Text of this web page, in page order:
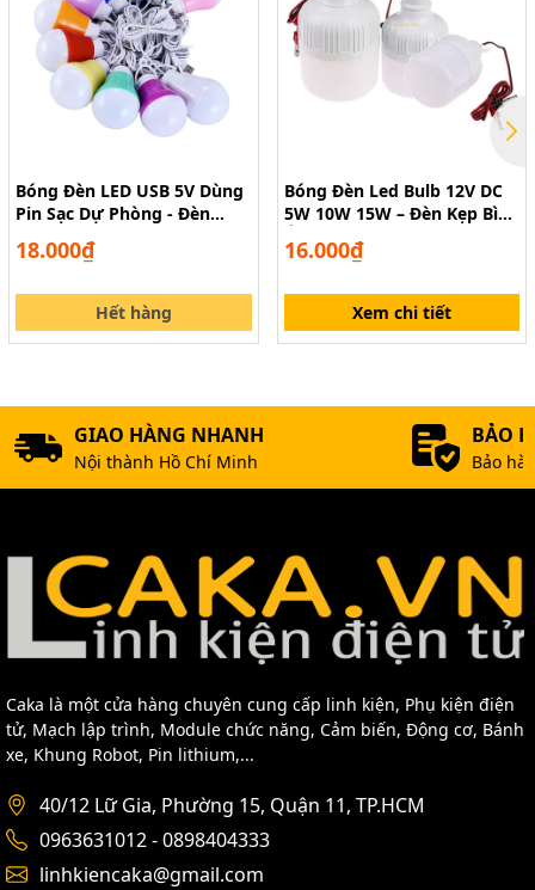
đoạn giúp bạn dễ dang quan sát giá trị điện áp ngõ ra.
Nút nhấn trên mạch giúp bật tắt ngõ ra dễ dàng
Mạch Tăng Áp ,Hạ áp USB Hiển Thị
Led
CÁC BẠN CẦN XIN HÃY LIÊN HỆ THEO CÁC THÔNG
LINH KIỆN ĐIỆN TỬ TPHCM
Địa Chỉ: Số 40/12 Lữ Gia - Phường 15 - Quận 11 - HCM
Điện Thoại: 0963631012 - 0898404333
Bóng Đèn LED USB 5V Dùng
Pin Sạc Dự Phòng - Đèn
Trời
18.000₫
Hết hàng
Bóng Đèn Led Bulb 12V DC
5W 10W 15W – Đèn Kẹp Bình
16.000₫
Xem chi tiết
GIAO HÀNG NHANH
Nội thành Hồ Chí Minh
BẢO
Bảo
Caka là một cửa hàng chuyên cung cấp linh kiện, Phụ kiện điện
tử, Mạch lập trình, Module chức năng, Cảm biến, Động cơ, Bánh
xe, Khung Robot, Pin lithium,...
40/12 Lữ Gia, Phường 15, Quận 11, TP.HCM
0963631012 - 0898404333
linhkiencaka@gmail.com